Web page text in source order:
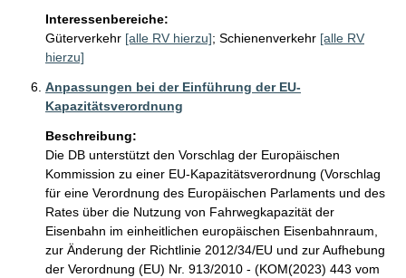
Interessenbereiche:
Güterverkehr [alle RV hierzu]; Schienenverkehr [alle RV
hierzu]
Anpassungen bei der Einführung der EU-
Kapazitätsverordnung
Beschreibung:
Die DB unterstützt den Vorschlag der Europäischen
Kommission zu einer EU-Kapazitätsverordnung (Vorschlag
für eine Verordnung des Europäischen Parlaments und des
Rates über die Nutzung von Fahrwegkapazität der
Eisenbahn im einheitlichen europäischen Eisenbahnraum,
zur Änderung der Richtlinie 2012/34/EU und zur Aufhebung
der Verordnung (EU) Nr. 913/2010 - (KOM(2023) 443 vom